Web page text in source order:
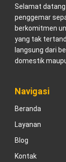
Selamat datang
penggemar
berkomitmen
yang tak
langsung dari
domestik
Navigasi
Beranda
Layanan
Blog
Kontak